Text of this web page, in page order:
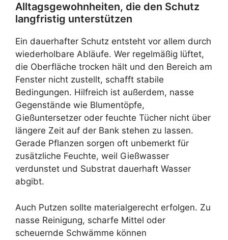
Alltagsgewohnheiten, die den Schutz
langfristig unterstützen
Ein dauerhafter Schutz entsteht vor allem durch
wiederholbare Abläufe. Wer regelmäßig lüftet,
die Oberfläche trocken hält und den Bereich am
Fenster nicht zustellt, schafft stabile
Bedingungen. Hilfreich ist außerdem, nasse
Gegenstände wie Blumentöpfe,
Gießuntersetzer oder feuchte Tücher nicht über
längere Zeit auf der Bank stehen zu lassen.
Gerade Pflanzen sorgen oft unbemerkt für
zusätzliche Feuchte, weil Gießwasser
verdunstet und Substrat dauerhaft Wasser
abgibt.
Auch Putzen sollte materialgerecht erfolgen. Zu
nasse Reinigung, scharfe Mittel oder
scheuernde Schwämme können